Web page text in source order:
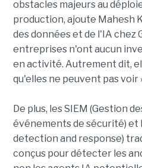
obstacles majeurs au
production, ajoute Mahesh
des données et de l'IA chez
entreprises n'ont aucun
en activité. Autrement dit,
qu'elles ne peuvent pas voir
De plus, les SIEM (Gestion
événements de sécurité) et
detection and response)
conçus pour détecter les